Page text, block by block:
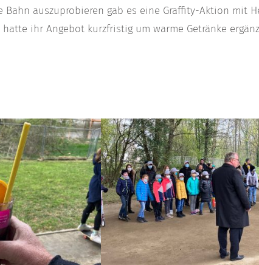
auszuprobieren gab es eine Graffity-Aktion mit
ihr Angebot kurzfristig um warme Getränke